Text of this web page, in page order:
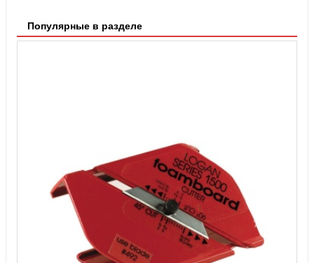
Популярные в разделе